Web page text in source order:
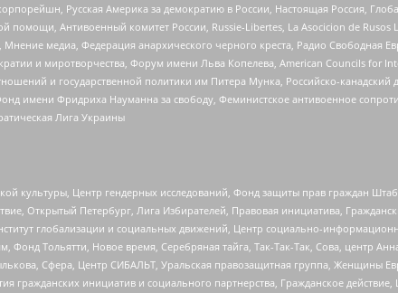
Русская Америка за демократию в России, Настоящая Россия,
Антивоенный комитет России, Russie-Libertes, La Asocicion de Rusos
медиа, Федерация анархического черного креста, Радио Свободная
и миротворчества, Форум имени Льва Копелева, American Councils for
и государственной политики им Питера Мунка, Российско-
Фридриха Науманна за свободу, Феминистское антивоенное
Лига Украины
культуры, Центр гендерных исследований, Фонд защиты прав граждан
Открытый Петербург, Лига Избирателей, Правовая инициатива,
глобализации и социальных движений, Центр социально-
Тольятти, Новое время, Серебряная тайга, Так-Так-Так, Сова, центр
Сфера, Центр СИБАЛЬТ, Уральская правозащитная группа, Женщины
гражданских инициатив и социального партнерства, Гражданское